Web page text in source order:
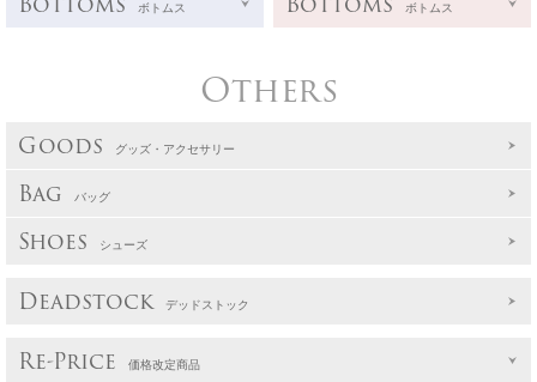
ボトムス ボトムス
Others
Goods グッズ・アクセサリー
Bag バッグ
Shoes シューズ
Deadstock デッドストック
Re-Price 価格改定商品